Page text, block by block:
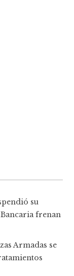
su
frenan
Armadas se